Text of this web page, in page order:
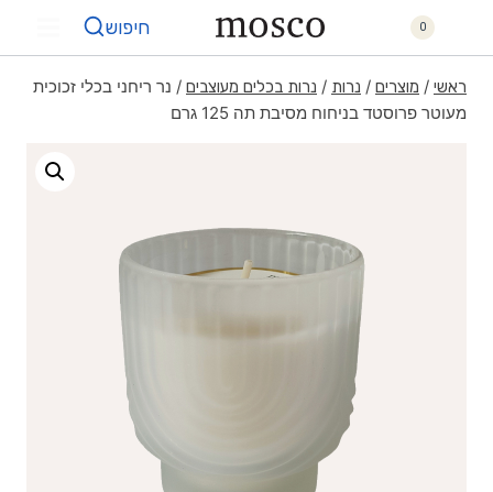
0 חיפוש
ראשי / מוצרים / נרות / נרות בכלים מעוצבים / נר ריחני בכלי זכוכית
מעוטר פרוסטד בניחוח מסיבת תה 125 גרם